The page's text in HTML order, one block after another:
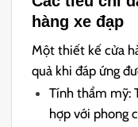
hàng xe đạp
Một thiết kế cửa
quả khi đáp ứng
Tính thẩm mỹ:
hợp với phong